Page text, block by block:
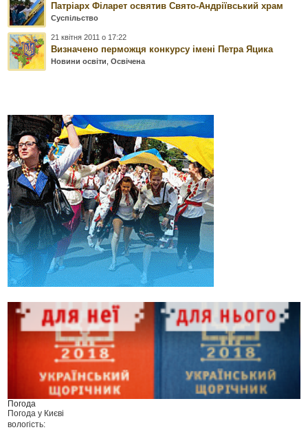
Патріарх Філарет освятив Свято-Андріївський храм
Суспільство
21 квітня 2011 о 17:22
Визначено перможця конкурсу імені Петра Яцика
Новини освіти ,Освічена
Погода
Погода у Києві
вологість: